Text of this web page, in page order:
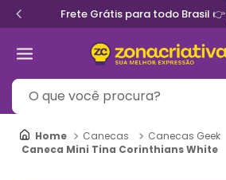
Frete Grátis para todo Brasil 👉
O que você procura?
Canecas
Canecas Geek
Caneca Mini Tina Corinthians White